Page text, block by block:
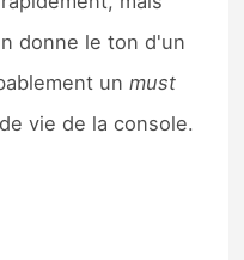
donne le ton d'un
unmust
vie de la console.